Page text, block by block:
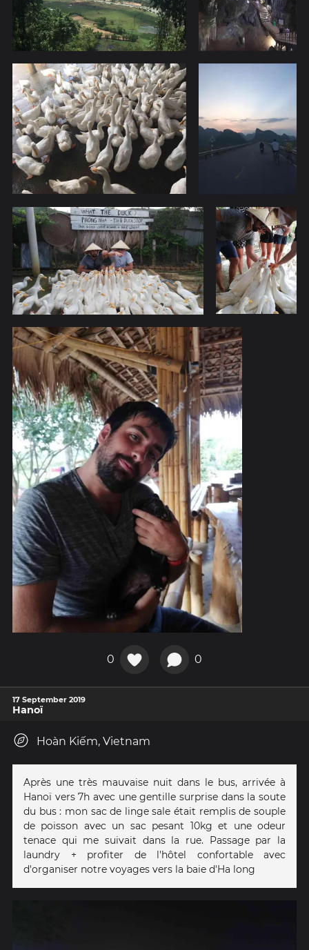
0 0
17 September 2019
Hanoï
Hoàn Kiếm, Vietnam
Après une très mauvaise nuit dans le bus, arrivée à
Hanoï vers 7h avec une gentille surprise dans la soute
du bus : mon sac de linge sale était remplis de souple
de poisson avec un sac pesant 10kg et une odeur
tenace qui me suivait dans la rue. Passage par la
laundry + profiter de l'hôtel confortable avec
d'organiser notre voyages vers la baie d'Ha long